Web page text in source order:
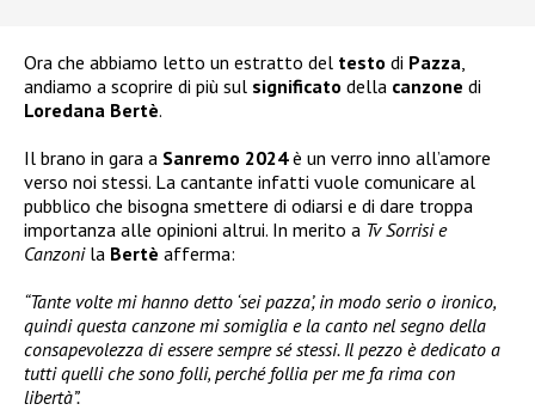
Ora che abbiamo letto un estratto del testo di Pazza
andiamo a scoprire di più sul significato della canzone di
Loredana Bertè.
Il brano in gara a Sanremo 2024è un verro inno all’amore
verso noi stessi. La cantante infatti vuole comunicare al
pubblico che bisogna smettere di odiarsi e di dare troppa
importanza alle opinioni altrui. In merito a Tv Sorrisi e
Canzonila Bertè afferma:
“Tante volte mi hanno detto ‘sei pazza’, in modo serio o ironico,
quindi questa canzone mi somiglia e la canto nel segno della
consapevolezza di essere sempre sé stessi. Il pezzo è dedicato a
tutti quelli che sono folli, perché follia per me fa rima con
libertà”.